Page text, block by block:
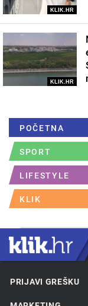
KLIK.HR
KLIK.HR
POČETNA
SPORT
LIFESTYLE
KLIK
PRIJAVI GREŠKU